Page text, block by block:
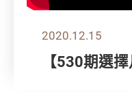
2020.12.15
【530期選